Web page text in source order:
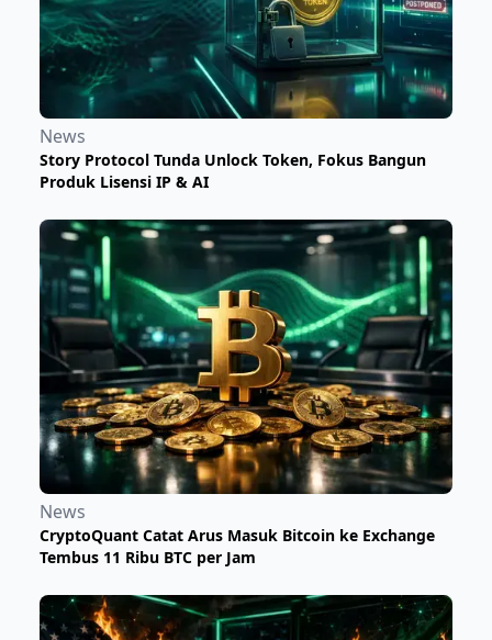
News
Story Protocol Tunda Unlock Token, Fokus Bangun
Produk Lisensi IP & AI
News
CryptoQuant Catat Arus Masuk Bitcoin ke Exchange
Tembus 11 Ribu BTC per Jam